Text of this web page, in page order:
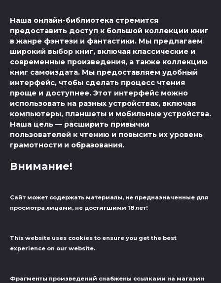
Наша онлайн-библиотека стремится
предоставить доступ к большой коллекции книг
в жанре фэнтези и фантастики. Мы предлагаем
широкий выбор книг, включая классические и
современные произведения, а также коллекцию
книг самоиздата. Мы предоставляем удобный
интерфейс, чтобы сделать процесс чтения
проще и доступнее. Этот интерфейс можно
использовать на разных устройствах, включая
компьютеры, планшеты и мобильные устройства.
Наша цель — расширить привычки
пользователей к чтению и повысить их уровень
грамотности и образования.
Внимание!
Сайт может содержать материалы, не предназначенные для
просмотра лицами, не достигшими 18 лет!
This website uses cookies to ensure you get the best
experience on our website.
Фрагменты произведений cнабжены ссылками на магазин